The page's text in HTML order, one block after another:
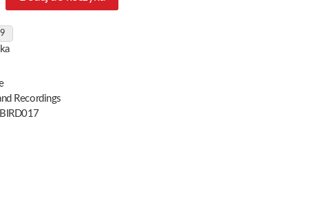
Recordings
BIRD017